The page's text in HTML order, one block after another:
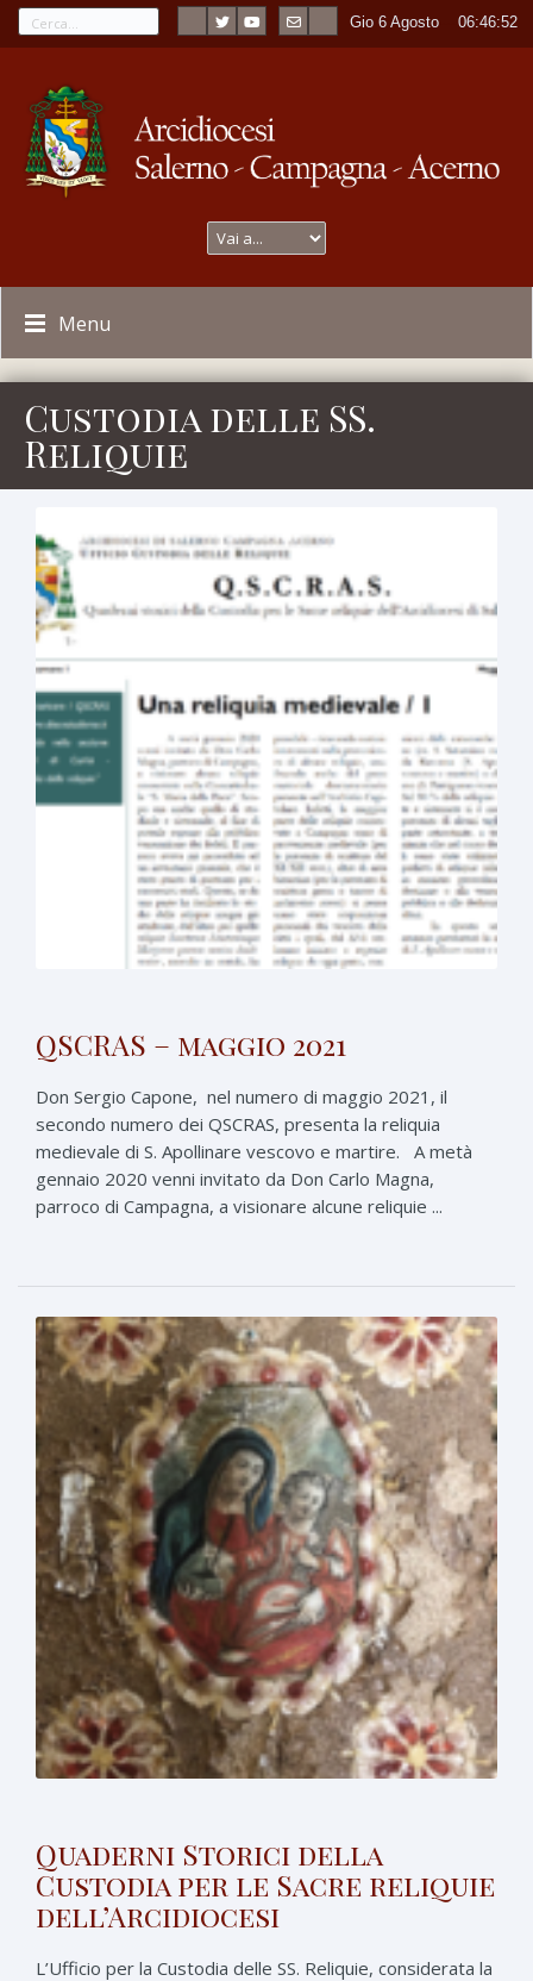
Gio 6 Agosto ----06:46:54
Menu
Custodia delle SS.
Reliquie
QSCRAS – maggio 2021
Don Sergio Capone, nel numero di maggio 2021, il
secondo numero dei QSCRAS, presenta la reliquia
medievale di S. Apollinare vescovo e martire. A metà
gennaio 2020 venni invitato da Don Carlo Magna,
parroco di Campagna, a visionare alcune reliquie ...
Quaderni Storici della
Custodia per le Sacre reliquie
dell’Arcidiocesi
L’Ufficio per la Custodia delle SS. Reliquie, considerata la